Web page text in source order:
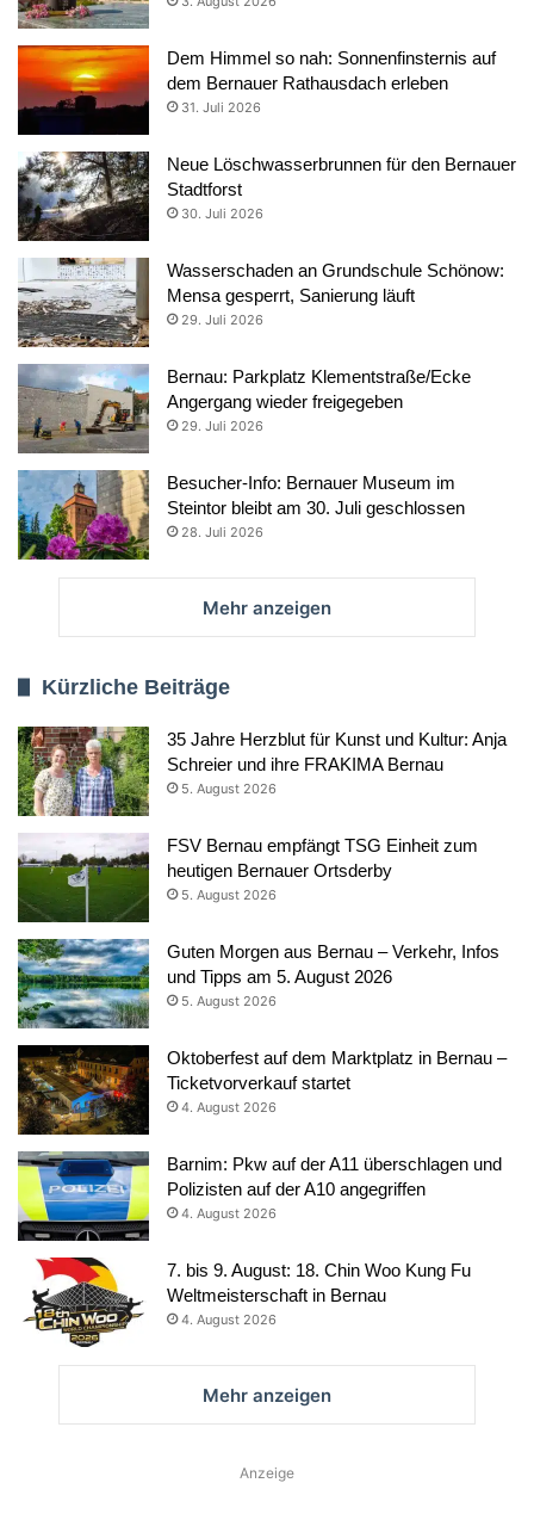
Dem Himmel so nah: Sonnenfinsternis auf
dem Bernauer Rathausdach erleben
31. Juli 2026
Neue Löschwasserbrunnen für den Bernauer
Stadtforst
30. Juli 2026
Wasserschaden an Grundschule Schönow:
Mensa gesperrt, Sanierung läuft
29. Juli 2026
Bernau: Parkplatz Klementstraße/Ecke
Angergang wieder freigegeben
29. Juli 2026
Besucher-Info: Bernauer Museum im
Steintor bleibt am 30. Juli geschlossen
28. Juli 2026
Mehr anzeigen
Kürzliche Beiträge
35 Jahre Herzblut für Kunst und Kultur: Anja
Schreier und ihre FRAKIMA Bernau
5. August 2026
FSV Bernau empfängt TSG Einheit zum
heutigen Bernauer Ortsderby
5. August 2026
Guten Morgen aus Bernau – Verkehr, Infos
und Tipps am 5. August 2026
5. August 2026
Oktoberfest auf dem Marktplatz in Bernau –
Ticketvorverkauf startet
4. August 2026
Barnim: Pkw auf der A11 überschlagen und
Polizisten auf der A10 angegriffen
4. August 2026
7. bis 9. August: 18. Chin Woo Kung Fu
Weltmeisterschaft in Bernau
4. August 2026
Mehr anzeigen
Anzeige